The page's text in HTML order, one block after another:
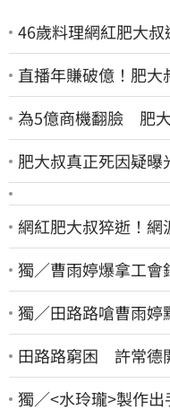
46歲料理網紅肥大
直播年賺破億！肥
為5億商機翻臉 肥
肥大叔真正死因疑
網紅肥大叔猝逝！網
獨／曹雨婷爆拿工
獨／田路路嗆曹雨
田路路窮困 許常德
獨／<水玲瓏>製作